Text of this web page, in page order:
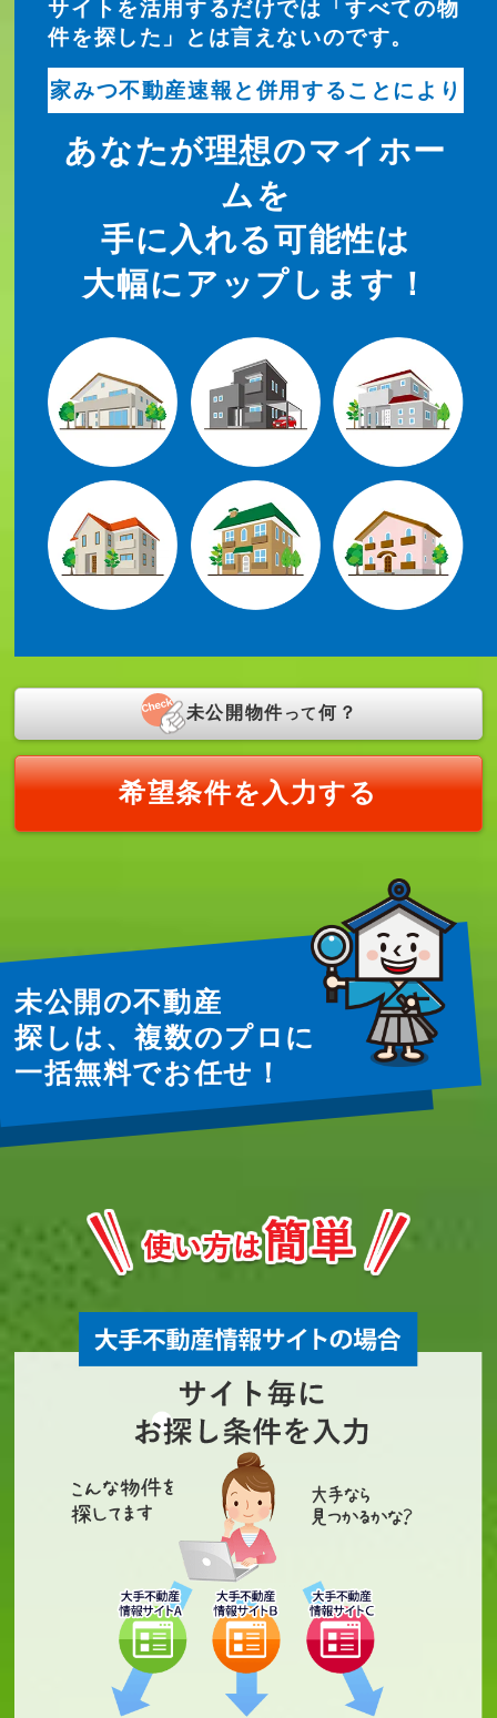
サイトを活用するだけでは「すべての物
件を探した」とは言えないのです。
家みつ不動産速報と併用することにより
あなたが理想のマイホー
ムを
手に入れる可能性は
大幅にアップします！
未公開物件って何？
希望条件を入力する
未公開の不動産
探しは、複数のプロに
一括無料でお任せ！